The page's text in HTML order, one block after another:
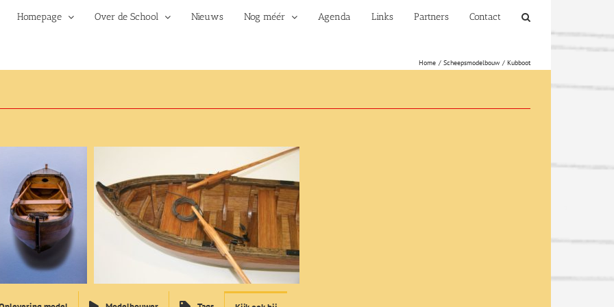
Homepage Over de School Nieuws Nog méér Agenda Links Partners Contact
Home Scheepsmodelbouw Kubboot